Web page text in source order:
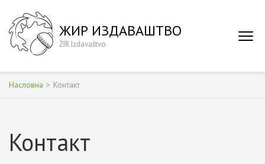
content
(Press
ЖИР ИЗДАВАШТВО
ŽIR Izdavaštvo
Насловна > Контакт
Контакт